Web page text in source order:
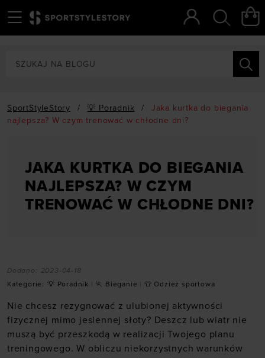
SportStyleStory / 💡 Poradnik /
Jaka kurtka do biegania
najlepsza? W czym trenować w chłodne dni?
JAKA KURTKA DO BIEGANIA
NAJLEPSZA? W CZYM
TRENOWAĆ W CHŁODNE DNI?
Dodano: 2023-04-18
Kategorie: 💡 Poradnik 🏃 Bieganie 👕 Odzież sportowa
Nie chcesz rezygnować z ulubionej aktywności
fizycznej mimo jesiennej słoty? Deszcz lub wiatr nie
muszą być przeszkodą w realizacji Twojego planu
treningowego. W obliczu niekorzystnych warunków